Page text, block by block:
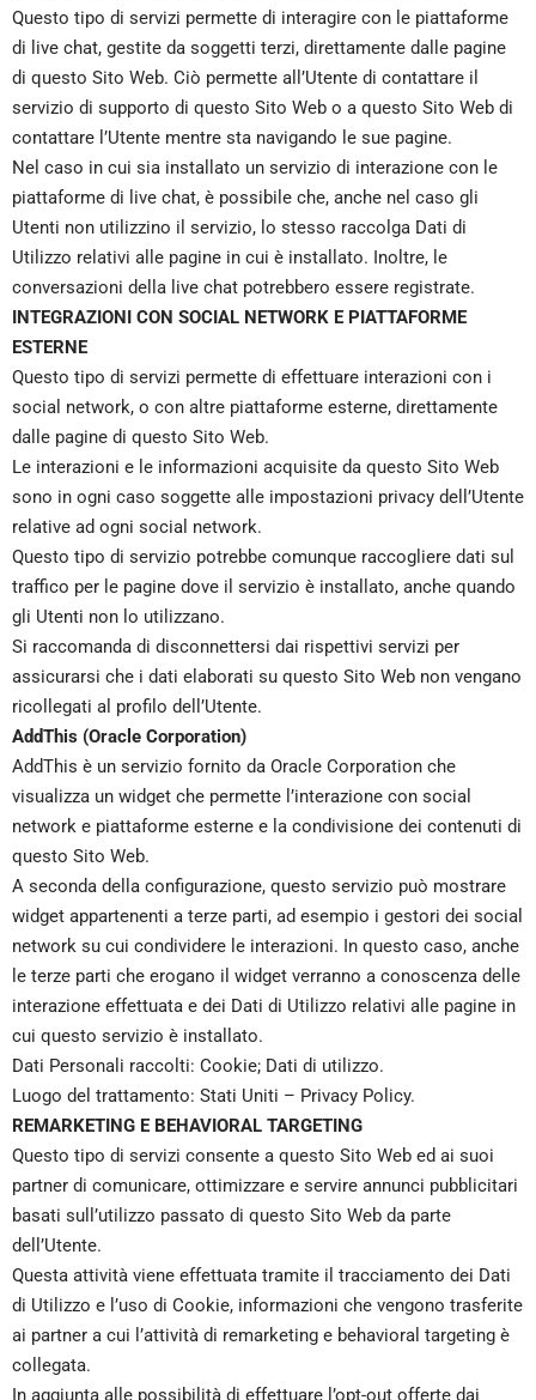
Questo tipo di servizi permette di interagire con le piattaforme
di live chat, gestite da soggetti terzi, direttamente dalle pagine
di questo Sito Web. Ciò permette all’Utente di contattare il
servizio di supporto di questo Sito Web o a questo Sito Web di
contattare l’Utente mentre sta navigando le sue pagine.
Nel caso in cui sia installato un servizio di interazione con le
piattaforme di live chat, è possibile che, anche nel caso gli
Utenti non utilizzino il servizio, lo stesso raccolga Dati di
Utilizzo relativi alle pagine in cui è installato. Inoltre, le
conversazioni della live chat potrebbero essere registrate.
INTEGRAZIONI CON SOCIAL NETWORK E PIATTAFORME
ESTERNE
Questo tipo di servizi permette di effettuare interazioni con i
social network, o con altre piattaforme esterne, direttamente
dalle pagine di questo Sito Web.
Le interazioni e le informazioni acquisite da questo Sito Web
sono in ogni caso soggette alle impostazioni privacy dell’Utente
relative ad ogni social network.
Questo tipo di servizio potrebbe comunque raccogliere dati sul
traffico per le pagine dove il servizio è installato, anche quando
gli Utenti non lo utilizzano.
Si raccomanda di disconnettersi dai rispettivi servizi per
assicurarsi che i dati elaborati su questo Sito Web non vengano
ricollegati al profilo dell’Utente.
AddThis (Oracle Corporation)
AddThis è un servizio fornito da Oracle Corporation che
visualizza un widget che permette l’interazione con social
network e piattaforme esterne e la condivisione dei contenuti di
questo Sito Web.
A seconda della configurazione, questo servizio può mostrare
widget appartenenti a terze parti, ad esempio i gestori dei social
network su cui condividere le interazioni. In questo caso, anche
le terze parti che erogano il widget verranno a conoscenza delle
interazione effettuata e dei Dati di Utilizzo relativi alle pagine in
cui questo servizio è installato.
Dati Personali raccolti: Cookie; Dati di utilizzo.
Luogo del trattamento: Stati Uniti – Privacy Policy.
REMARKETING E BEHAVIORAL TARGETING
Questo tipo di servizi consente a questo Sito Web ed ai suoi
partner di comunicare, ottimizzare e servire annunci pubblicitari
basati sull’utilizzo passato di questo Sito Web da parte
dell’Utente.
Questa attività viene effettuata tramite il tracciamento dei Dati
di Utilizzo e l’uso di Cookie, informazioni che vengono trasferite
ai partner a cui l’attività di remarketing e behavioral targeting è
collegata.
In aggiunta alle possibilità di effettuare l’opt-out offerte dai